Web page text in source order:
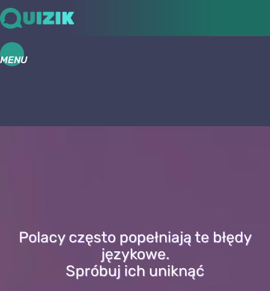
MENU
Polacy często popełniają te błędy
językowe.
Spróbuj ich uniknąć